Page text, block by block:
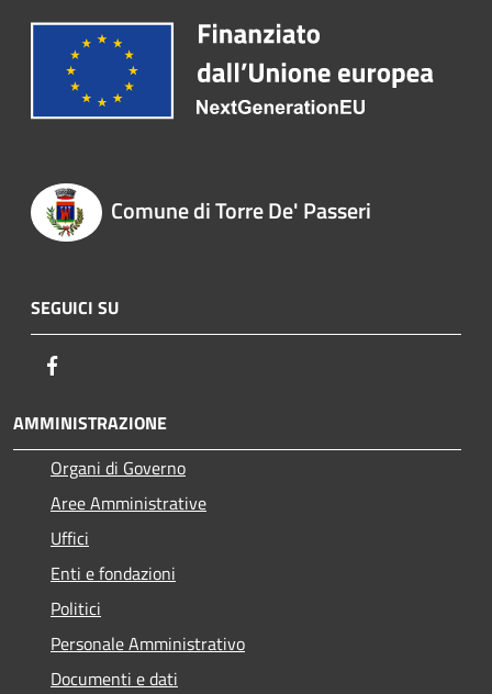
Comune di Torre De' Passeri
SEGUICI SU
AMMINISTRAZIONE
Organi di Governo
Aree Amministrative
Uffici
Enti e fondazioni
Politici
Personale Amministrativo
Documenti e dati